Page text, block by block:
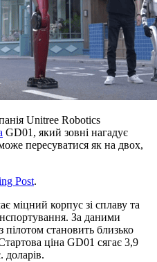
GD01, який зовні нагадує
пересуватися як на двох,
Post.
міцний корпус зі сплаву та
За даними
пілотом становить близько
ціна GD01 сягає 3,9
доларів.